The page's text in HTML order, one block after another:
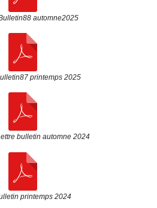
automne2025
printemps 2025
bulletin automne 2024
printemps 2024